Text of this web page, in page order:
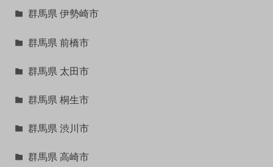
群馬県 伊勢崎市
群馬県 前橋市
群馬県 太田市
群馬県 桐生市
群馬県 渋川市
群馬県 高崎市